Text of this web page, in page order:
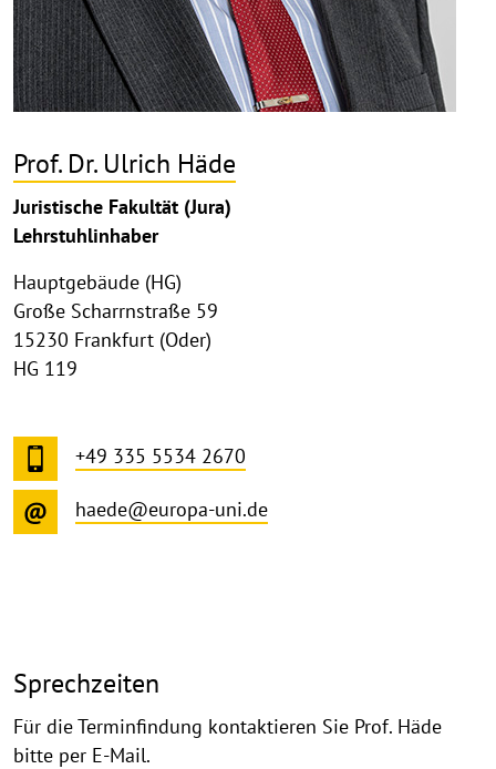
Prof. Dr. Ulrich Häde
Juristische Fakultät (Jura)
Lehrstuhlinhaber
Hauptgebäude (HG)
Große Scharrnstraße 59
15230 Frankfurt (Oder)
HG 119
+49 335 5534 2670
haede@europa-uni.de
Sprechzeiten
Für die Terminfindung kontaktieren Sie Prof. Häde
bitte per E-Mail.